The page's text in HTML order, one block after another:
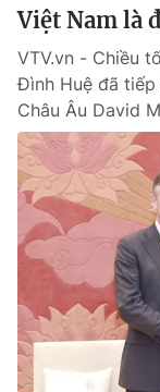
Việt Nam là
VTV.vn - Chiều
Đình Huệ đã
Châu Âu David